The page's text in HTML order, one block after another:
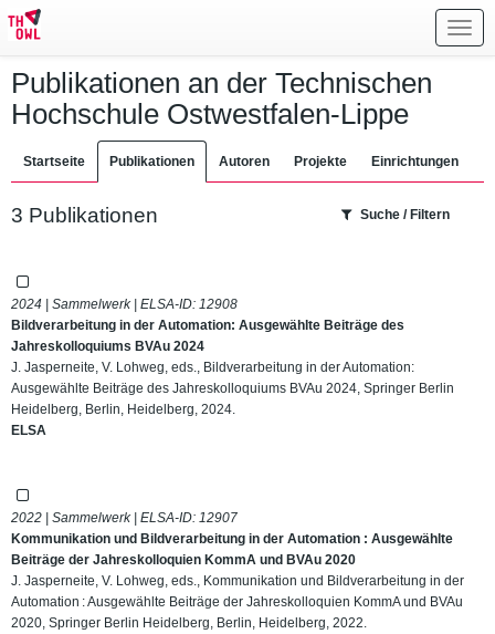
Publikationen an der Technischen
Hochschule Ostwestfalen-Lippe
Startseite Publikationen Autoren Projekte Einrichtungen
3 Publikationen Suche / Filtern
2024 | Sammelwerk | ELSA-ID: 12908
Bildverarbeitung in der Automation: Ausgewählte Beiträge des
Jahreskolloquiums BVAu 2024
J. Jasperneite, V. Lohweg, eds., Bildverarbeitung in der Automation:
Ausgewählte Beiträge des Jahreskolloquiums BVAu 2024, Springer Berlin
Heidelberg, Berlin, Heidelberg, 2024.
ELSA
2022 | Sammelwerk | ELSA-ID: 12907
Kommunikation und Bildverarbeitung in der Automation : Ausgewählte
Beiträge der Jahreskolloquien KommA und BVAu 2020
J. Jasperneite, V. Lohweg, eds., Kommunikation und Bildverarbeitung in der
Automation : Ausgewählte Beiträge der Jahreskolloquien KommA und BVAu
2020, Springer Berlin Heidelberg, Berlin, Heidelberg, 2022.